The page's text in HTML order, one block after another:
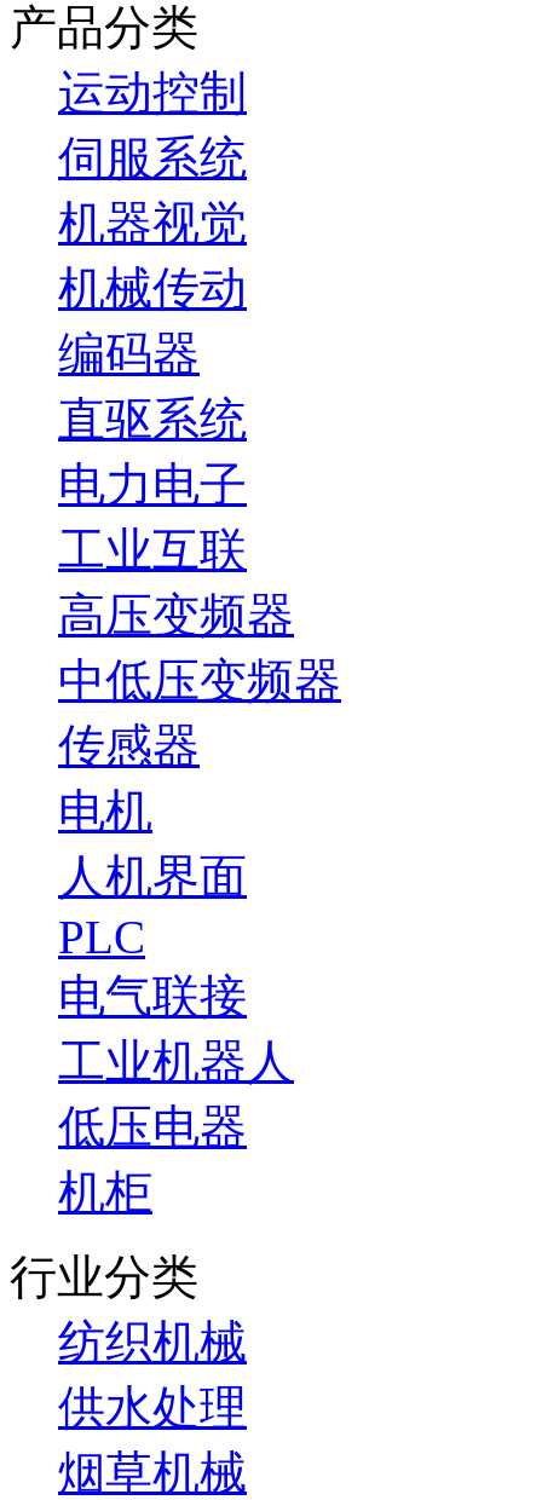
产品分类
运动控制
伺服系统
机器视觉
机械传动
编码器
直驱系统
电力电子
工业互联
高压变频器
中低压变频器
传感器
电机
人机界面
PLC
电气联接
工业机器人
低压电器
机柜
行业分类
纺织机械
供水处理
烟草机械